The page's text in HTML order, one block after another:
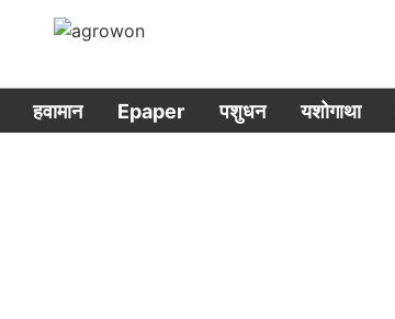
हवामान Epaper पशुधन यशोगाथा